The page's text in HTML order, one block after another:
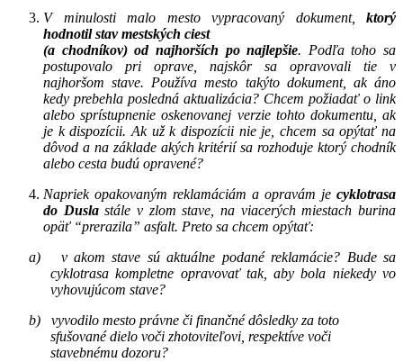
V minulosti malo mesto vypracovaný dokument, ktorý
hodnotil stav mestských ciest
(a chodníkov) od najhorších po najlepšie. Podľa toho sa
postupovalo pri oprave, najskôr sa opravovali tie v
najhoršom stave. Používa mesto takýto dokument, ak áno
kedy prebehla posledná aktualizácia? Chcem požiadať o link
alebo sprístupnenie oskenovanej verzie tohto dokumentu, ak
je k dispozícii. Ak už k dispozícii nie je, chcem sa opýtať na
dôvod a na základe akých kritérií sa rozhoduje ktorý chodník
alebo cesta budú opravené?
Napriek opakovaným reklamáciám a opravám je cyklotrasa
do Duslastále v zlom stave, na viacerých miestach burina
opäť “prerazila” asfalt. Preto sa chcem opýtať:
a) v akom stave sú aktuálne podané reklamácie? Bude sa
cyklotrasa kompletne opravovať tak, aby bola niekedy vo
vyhovujúcom stave?
b) vyvodilo mesto právne či finančné dôsledky za toto
sfušované dielo voči zhotoviteľovi, respektíve voči
stavebnému dozoru?